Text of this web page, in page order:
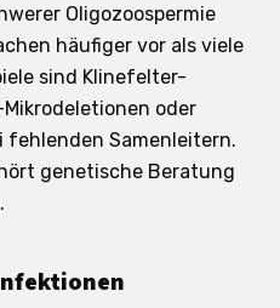
Oligozoospermie
häufiger vor als viele
sind Klinefelter-
oder
fehlenden Samenleitern.
genetische Beratung